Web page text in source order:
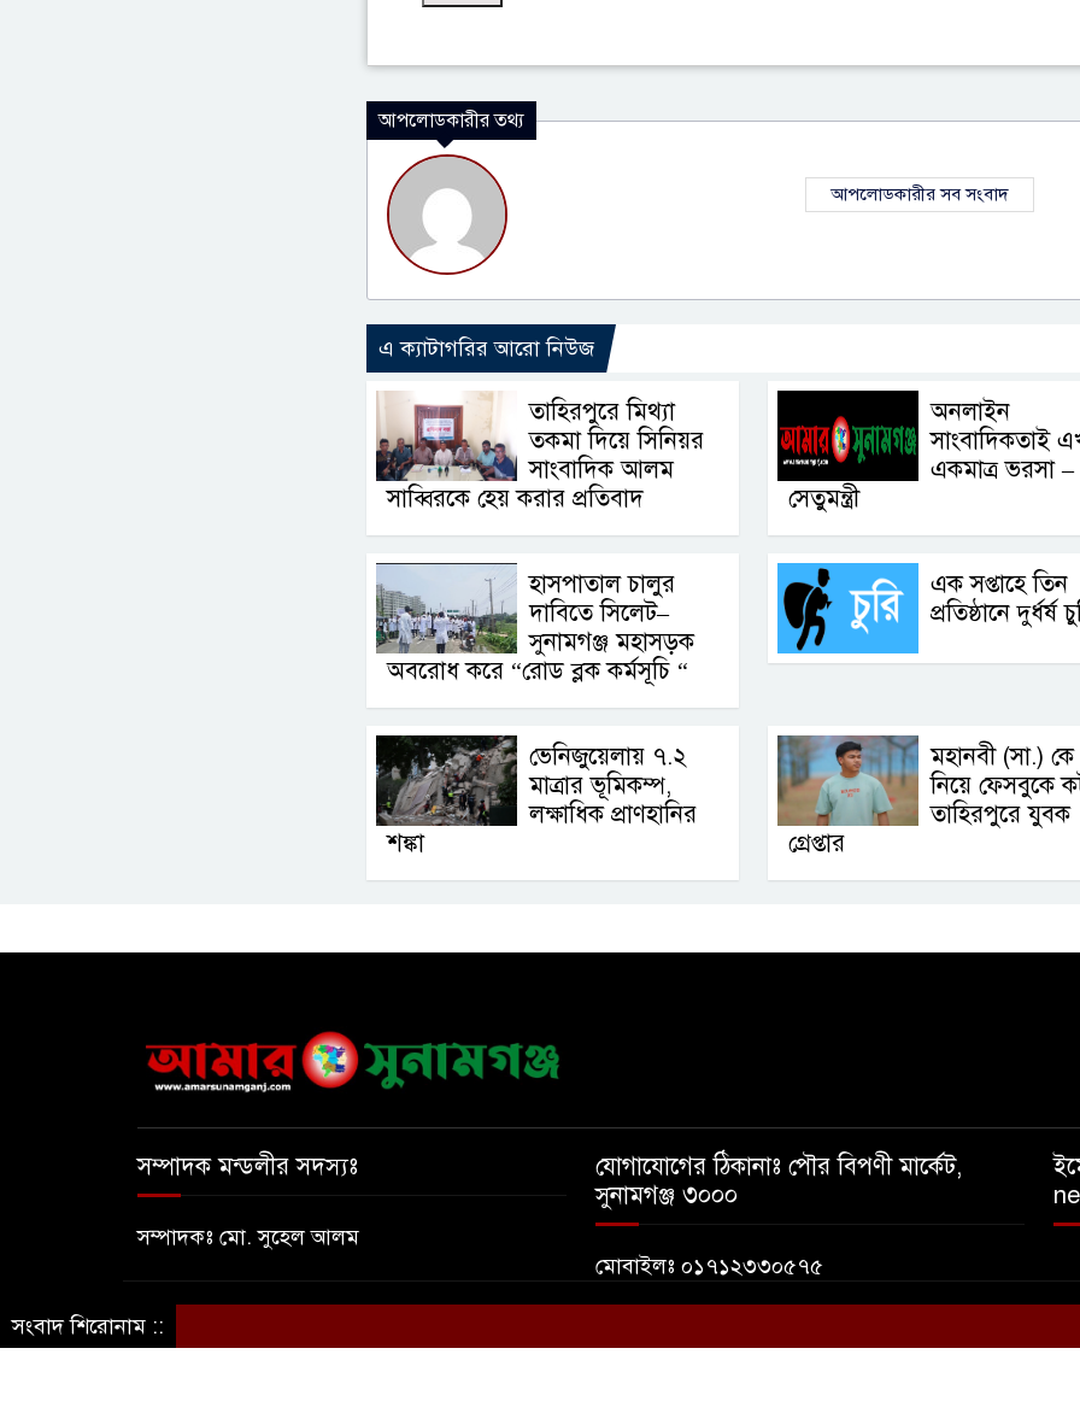
আপলোডকারীর তথ্য
আপলোডকারীর সব সংবাদ
এ ক্যাটাগরির আরো নিউজ
তাহিরপুরে মিথ্যা
তকমা দিয়ে সিনিয়র
সাংবাদিক আলম
সাব্বিরকে হেয় করার প্রতিবাদ
অনলাইন
সাংবাদিকতাই
একমাত্র ভরসা –
সেতুমন্ত্রী
হাসপাতাল চালুর
দাবিতে সিলেট–
সুনামগঞ্জ মহাসড়ক
অবরোধ করে “রোড ব্লক কর্মসূচি “
এক সপ্তাহে তিন
প্রতিষ্ঠানে দুর্ধর্ষ
ভেনিজুয়েলায় ৭.২
মাত্রার ভূমিকম্প,
লক্ষাধিক প্রাণহানির
শঙ্কা
মহানবী (সা.) কে
নিয়ে ফেসবুকে
তাহিরপুরে যুবক
গ্রেপ্তার
সম্পাদক মন্ডলীর সদস্যঃ
সম্পাদকঃ মো. সুহেল আলম
যোগাযোগের ঠিকানাঃ পৌর বিপণী মার্কেট,
সুনামগঞ্জ ৩০০০
মোবাইলঃ ০১৭১২৩৩০৫৭৫
© সর্বস্বত্ব সংরক্ষিত © আমার সুনামগঞ্জ
সংবাদ শিরোনাম ::